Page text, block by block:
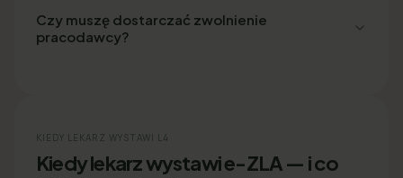
Czy muszę dostarczać zwolnienie
pracodawcy?
KIEDY LEKARZ WYSTAWI L4
Kiedy lekarz wystawi e-ZLA — i co